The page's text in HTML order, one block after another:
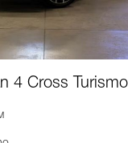
4 Cross